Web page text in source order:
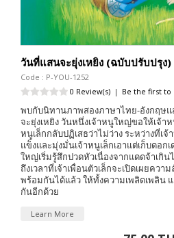
วันที่แสนจะยุ่งเหยิง (ฉบับปรับปรุง)
Code : P-YOU-1252
0 Review(s) | Be the first
พบกับนิทานภาพสองภาษาไทย-อังกฤษแ
จะยุ่งเหยิง วันหนึ่งเจ้าหนูใหญ่ขอให้เจ้า
หนูเล็กกลับปฏิเสธว่าไม่ว่าง ระหว่างที่
แข็งและมุ่งมั่นเจ้าหนูเล็กเอาแต่เก็บดอก
ใหญ่เริ่มรู้สึกปวดหัวเนื่องจากแดดจ้าเกิ
ถึงเวลาที่เจ้าเพื่อนตัวเล็กจะเปิดเผยคว
พร้อมกันได้แล้ว ให้ทั้งความเพลิดเพลิน
กันอีกด้วย
Learn More